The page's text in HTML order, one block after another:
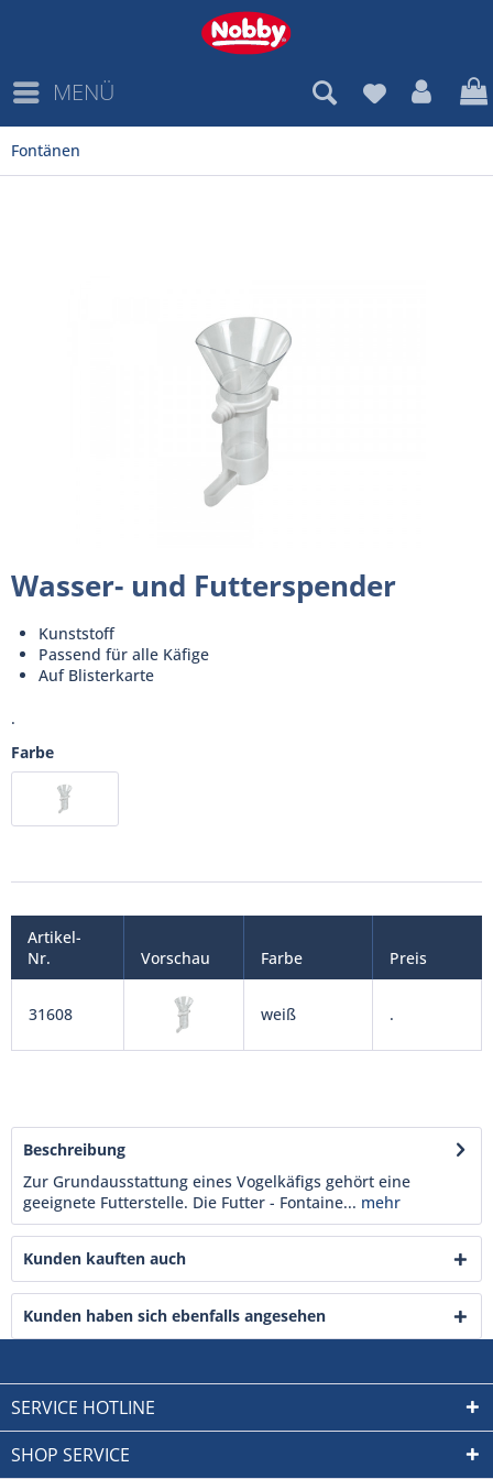
MENÜ
Fontänen
Wasser- und Futterspender
Kunststoff
Passend für alle Käfige
Auf Blisterkarte
.
Farbe
Artikel-
Nr.
Vorschau Farbe Preis
31608 weiß .
Beschreibung
Zur Grundausstattung eines Vogelkäfigs gehört eine
geeignete Futterstelle. Die Futter - Fontaine... mehr
Kunden kauften auch
Kunden haben sich ebenfalls angesehen
SERVICE HOTLINE
SHOP SERVICE